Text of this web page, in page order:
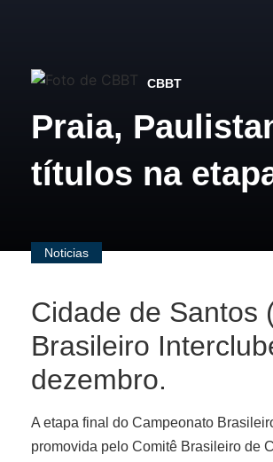
CBBT
Praia,
títulos na
Noticias
Cidade de Santos
Brasileiro
dezembro.
A etapa final do Campeonato
promovida pelo Comitê Brasileiro de